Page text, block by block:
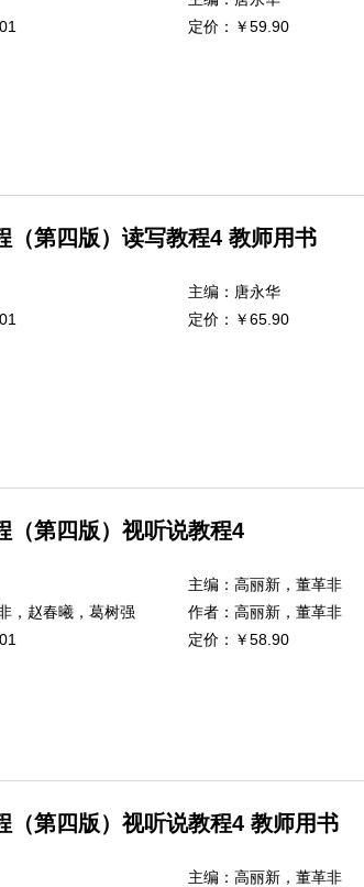
定价： ￥59.90
（第四版）读写教程4 教师用书
主编： 唐永华
定价： ￥65.90
（第四版）视听说教程4
主编： 高丽新，董革非
，赵春曦，葛树强 作者： 高丽新，董革非
定价： ￥58.90
（第四版）视听说教程4 教师用书
主编： 高丽新，董革非